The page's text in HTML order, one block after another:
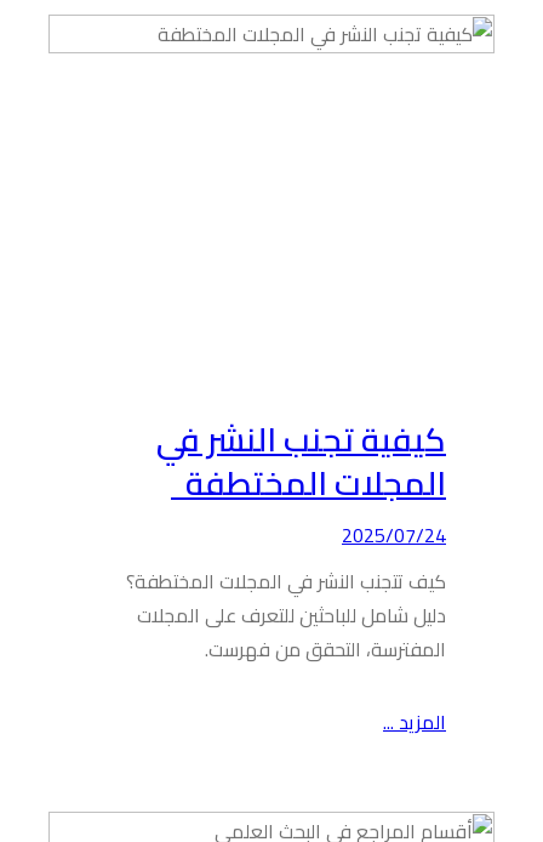
كيفية تجنب النشر في
المجلات المختطفة
2025/07/24
كيف تتجنب النشر في المجلات المختطفة؟
دليل شامل للباحثين للتعرف على المجلات
المفترسة، التحقق من فهرست.
المزيد ...